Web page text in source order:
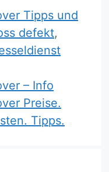
Tipps und
defekt,
– Info
Preise.
Tipps.